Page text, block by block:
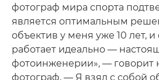
фотограф мира спорта
является оптимальным
объектив у меня уже 10 лет, и
работает идеально —
фотоинженерии», — говорит
фотограф. — Я взял с собой